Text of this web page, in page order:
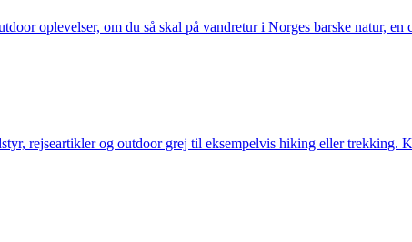
oplevelser, om du så skal på vandretur i Norges barske natur,
rejseartikler og outdoor grej til eksempelvis hiking eller trekking.